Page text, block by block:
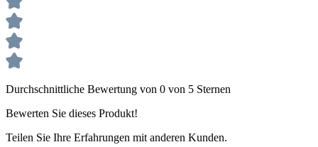
Durchschnittliche Bewertung von 0 von 5 Sternen
Bewerten Sie dieses Produkt!
Teilen Sie Ihre Erfahrungen mit anderen Kunden.